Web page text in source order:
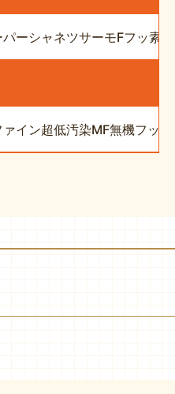
ーシャネツサーモFフッ素
イン超低汚染MF無機フッ素